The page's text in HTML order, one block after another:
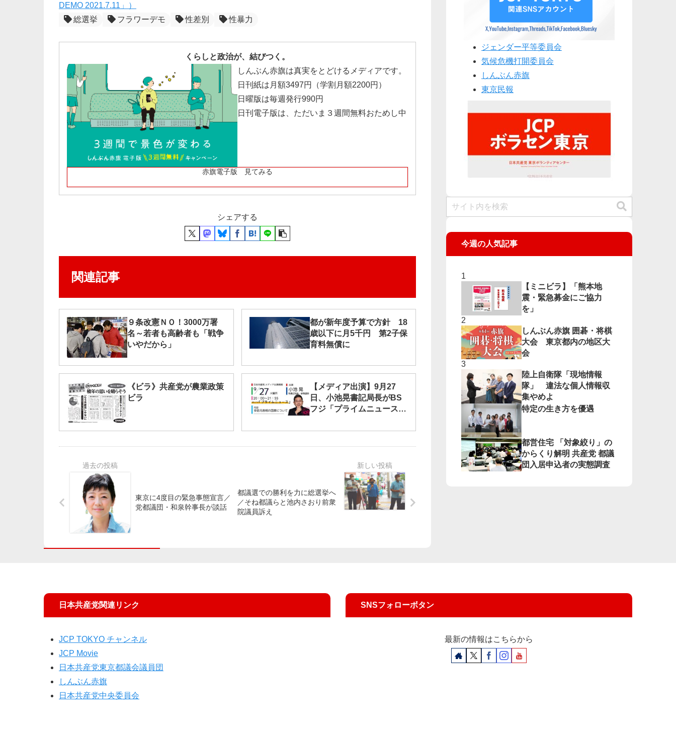
DEMO 2021.7.11」）
総選挙
フラワーデモ 性差別 性暴力
くらしと政治が、結びつく。
しんぶん赤旗は真実をとどけるメディアです。
日刊紙は月額3497円（学割月額2200円）
日曜版は毎週発行990円
日刊電子版は、ただいま３週間無料おためし中
赤旗電子版 見てみる
シェアする
関連記事
９条改憲ＮＯ！3000万署
名～若者も高齢者も「戦争
いやだから」
都が新年度予算で方針 18
歳以下に月5千円 第2子保
育料無償に
《ビラ》共産党が農業政策
ビラ
【メディア出演】9月27
日、小池晃書記局長がBS
フジ「プライムニュース」
東京に4度目の緊急事態宣言／
党都議団・和泉幹事長が談話
都議選での勝利を力に総選挙へ
／そね都議らと池内さおり前衆
院議員訴え
ジェンダー平等委員会
気候危機打開委員会
しんぶん赤旗
東京民報
今週の人気記事
【ミニビラ】「熊本地
震・緊急募金にご協力
を」
しんぶん赤旗 囲碁・将棋
大会 東京都内の地区大
会
陸上自衛隊「現地情報
隊」 違法な個人情報収
集やめよ
特定の生き方を優遇
都営住宅 「対象絞り」の
からくり解明 共産党 都議
団入居申込者の実態調査
日本共産党関連リンク
JCP TOKYO チャンネル
JCP Movie
日本共産党東京都議会議員団
しんぶん赤旗
日本共産党中央委員会
SNSフォローボタン
最新の情報はこちらから